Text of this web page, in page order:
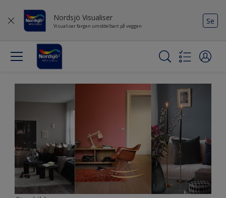
Nordsjö Visualiser
Visualiser fargen umiddelbart på veggen
Se